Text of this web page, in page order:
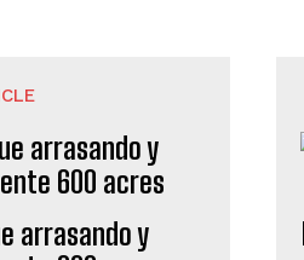
arrasando y